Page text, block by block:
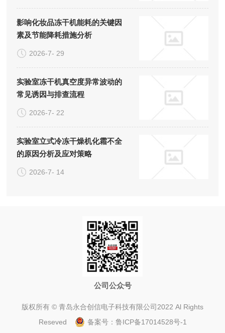
影响化妆品冻干机能耗的关键因
素及节能降耗措施分析
2026-7- 29
实验室冻干机真空度异常波动的
常见诱因与排查流程
2026-7- 22
实验室立式冷冻干燥机化霜不全
的原因分析及应对策略
2026-7- 14
公司公众号
版权所有 © 青岛永合创信电子科技有限公司2022 Al Rights
Reseved
备案号： 鲁ICP备17014528号-1